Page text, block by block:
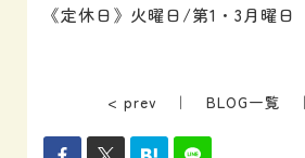
《定休日》火曜日/第1・3月曜日
< prev ｜ BLOG一覧